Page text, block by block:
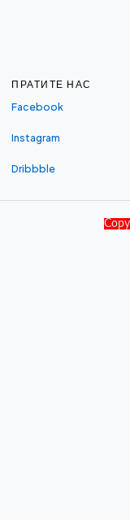
ПРАТИТЕ НАС
Facebook
Instagram
Dribbble